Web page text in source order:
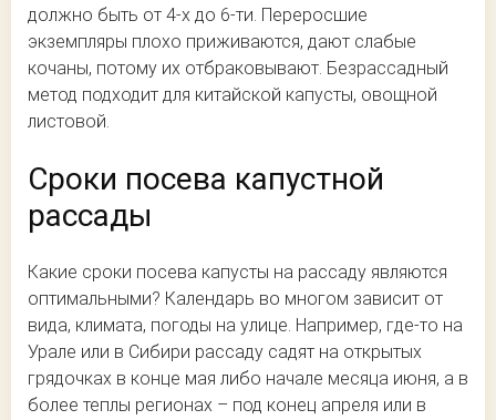
должно быть от 4-х до 6-ти. Переросшие
экземпляры плохо приживаются, дают слабые
кочаны, потому их отбраковывают. Безрассадный
метод подходит для китайской капусты, овощной
листовой.
Сроки посева капустной
рассады
Какие сроки посева капусты на рассаду являются
оптимальными? Календарь во многом зависит от
вида, климата, погоды на улице. Например, где-то на
Урале или в Сибири рассаду садят на открытых
грядочках в конце мая либо начале месяца июня, а в
более теплы регионах – под конец апреля или в